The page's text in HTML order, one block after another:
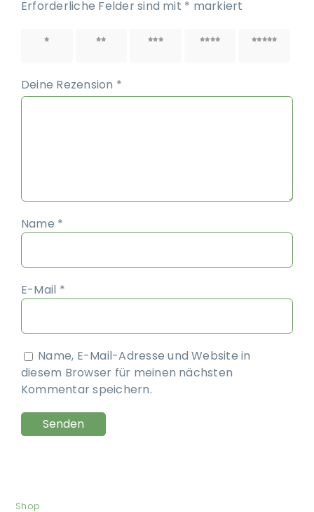
Erforderliche Felder sind mit * markiert
1 von 2 von 3 von 4 von 5 von
Deine Rezension *
Name *
E-Mail *
Name, E-Mail-Adresse und Website in
diesem Browser für meinen nächsten
Kommentar speichern.
Shop